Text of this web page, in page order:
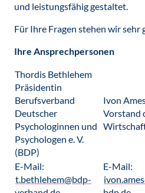
und leistungsfähig gestaltet.
Für Ihre Fragen stehen wir sehr
Ihre Ansprechpersonen
Thordis Bethlehem
Präsidentin
Berufsverband
Deutscher
Psychologinnen und
Psychologen e. V.
(BDP)
Ivon
Vorstand
E-Mail:
t.bethlehem@bdp-
E-Mail: